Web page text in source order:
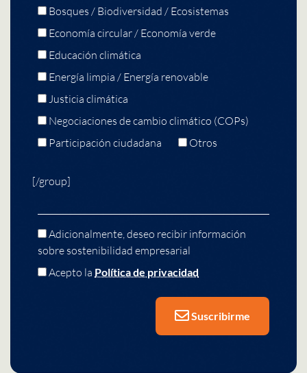
Bosques / Biodiversidad / Ecosistemas
Economía circular / Economía verde
Educación climática
Energía limpia / Energía renovable
Justicia climática
Negociaciones de cambio climático (COPs)
Participación ciudadana
Otros
[/group]
Adicionalmente, deseo recibir información
sobre sostenibilidad empresarial
Acepto la Política de privacidad
Suscribirme